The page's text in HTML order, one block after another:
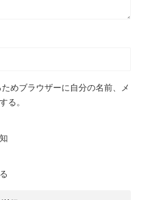
めブラウザーに自分の名前、メ
る。